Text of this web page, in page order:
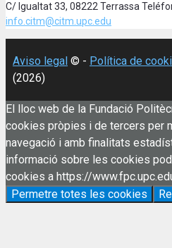
C/ Igualtat 33, 08222 Terrassa
info.citm@citm.upc.edu
Aviso legal © - Política de
(2026)
El lloc web de la Fundació
cookies pròpies i de tercers per
navegació i amb finalitats
informació sobre les cookies
cookies a https://
Permetre totes les cookies